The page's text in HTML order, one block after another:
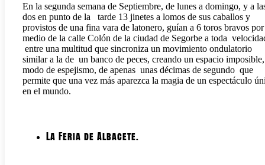
En la segunda semana de Septiembre, de lunes a domingo, y a
dos en punto de la tarde 13 jinetes a lomos de sus caballos y
provistos de una fina vara de latonero, guían a 6 toros bravos
medio de la calle Colón de la ciudad de Segorbe a toda
entre una multitud que sincroniza un movimiento ondulatorio
similar a la de un banco de peces, creando un espacio
modo de espejismo, de apenas unas décimas de segundo que
permite que una vez más aparezca la magia de un espectáculo
en el mundo.
La Feria de Albacete.